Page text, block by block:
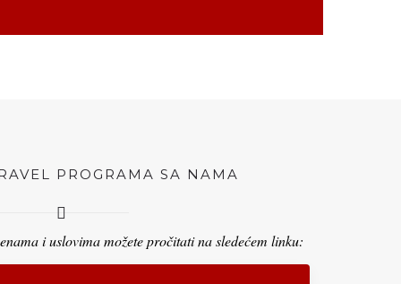
PROGRAMA SA NAMA
i uslovima možete pročitati na sledećem linku: